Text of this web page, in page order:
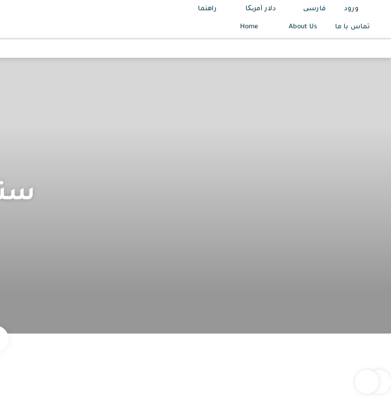
راهنما دلار آمریکا فارسی ورود
Home About Us تماس با ما